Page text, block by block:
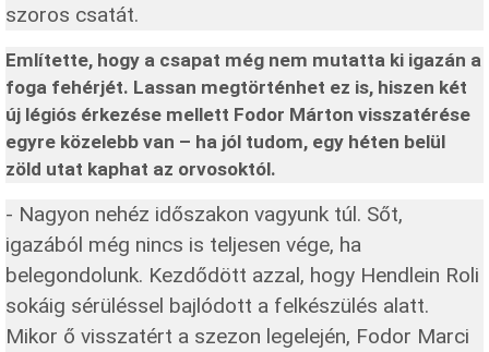
szoros csatát.
Említette, hogy a csapat még nem mutatta ki igazán a
foga fehérjét. Lassan megtörténhet ez is, hiszen két
új légiós érkezése mellett Fodor Márton visszatérése
egyre közelebb van – ha jól tudom, egy héten belül
zöld utat kaphat az orvosoktól.
- Nagyon nehéz időszakon vagyunk túl. Sőt,
igazából még nincs is teljesen vége, ha
belegondolunk. Kezdődött azzal, hogy Hendlein Roli
sokáig sérüléssel bajlódott a felkészülés alatt.
Mikor ő visszatért a szezon legelején, Fodor Marci